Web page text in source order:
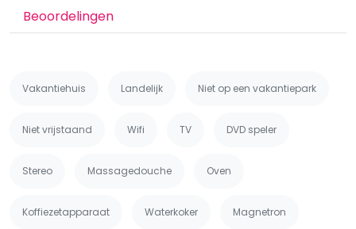
Beoordelingen
Vakantiehuis Landelijk Niet op een vakantiepark
Niet vrijstaand Wifi TV DVD speler
Stereo Massagedouche Oven
Koffiezetapparaat Waterkoker Magnetron